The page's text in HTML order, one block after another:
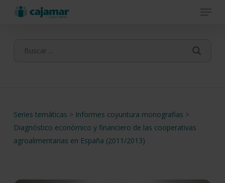
Menu
Series temáticas > Informes coyuntura monografias >
Diagnóstico económico y financiero de las cooperativas
agroalimentarias en España (2011/2013)